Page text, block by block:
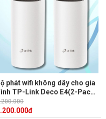
phát wifi không dây cho gia
TP-Link Deco E4(2-Pack)
độ đến 1167Mbps, kết nối
100 thiết bị
đ